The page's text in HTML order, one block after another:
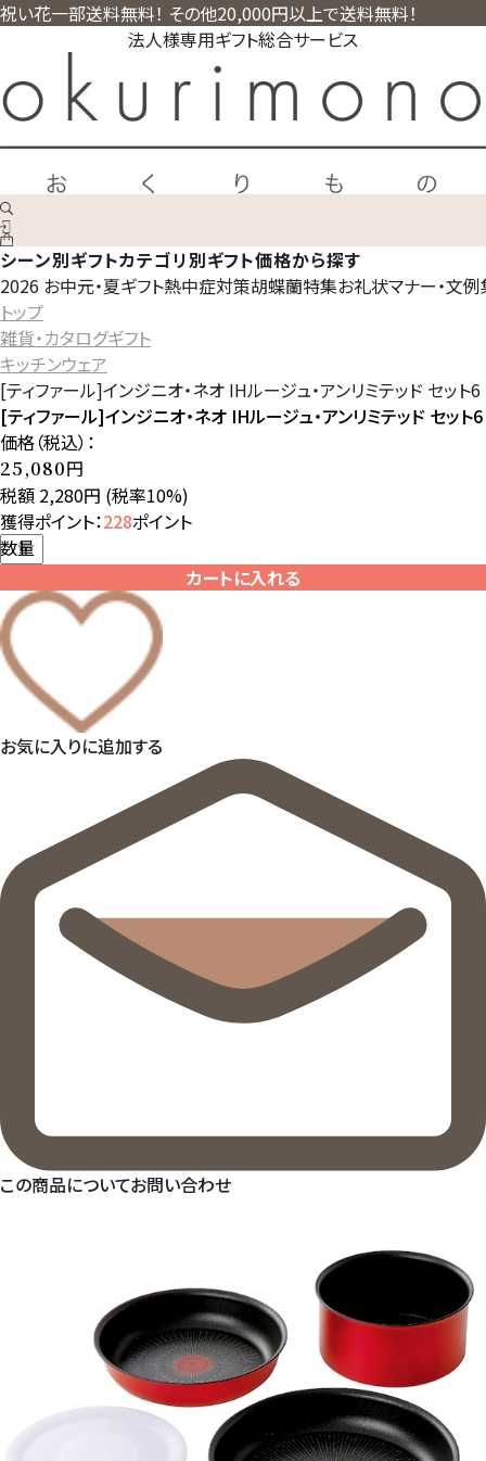
祝い花一部送料無料！ その他20,000円以上で送料無料！
法人様専用ギフト総合サービス
シーン別ギフトカテゴリ別ギフト価格から探す
2026 お中元・夏ギフト熱中症対策胡蝶蘭特集お礼状マナー・文
トップ
雑貨・カタログギフト
キッチンウェア
[ティファール]インジニオ・ネオ IHルージュ・アンリミテッド セット6
[ティファール]インジニオ・ネオ IHルージュ・アンリミテッド セット6
価格（税込）：
25,080円
税額 2,280円 (税率10%)
獲得ポイント：228ポイント
数量
カートに入れる
お気に入りに追加する
この商品についてお問い合わせ